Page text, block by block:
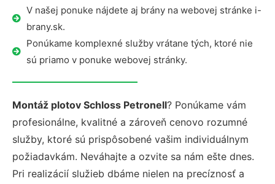
V našej ponuke nájdete aj brány na webovej stránke i-
brany.sk.
Ponúkame komplexné služby vrátane tých, ktoré nie
sú priamo v ponuke webovej stránky.
Montáž plotov Schloss Petronell? Ponúkame vám
profesionálne, kvalitné a zároveň cenovo rozumné
služby, ktoré sú prispôsobené vašim individuálnym
požiadavkám. Neváhajte a ozvite sa nám ešte dnes.
Pri realizácií služieb dbáme nielen na precíznosť a